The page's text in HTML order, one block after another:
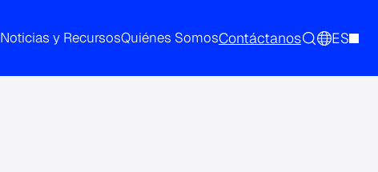
Noticias y RecursosQuiénes SomosContáctanos ES